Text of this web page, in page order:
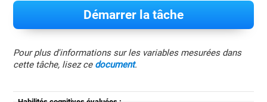
Démarrer la tâche
Pour plus d'informations sur les variables mesurées dans
cette tâche, lisez ce document.